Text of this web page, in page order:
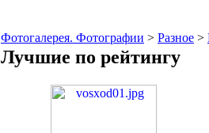
Фотогалерея. Фотографии > Разное >
Лучшие по рейтингу